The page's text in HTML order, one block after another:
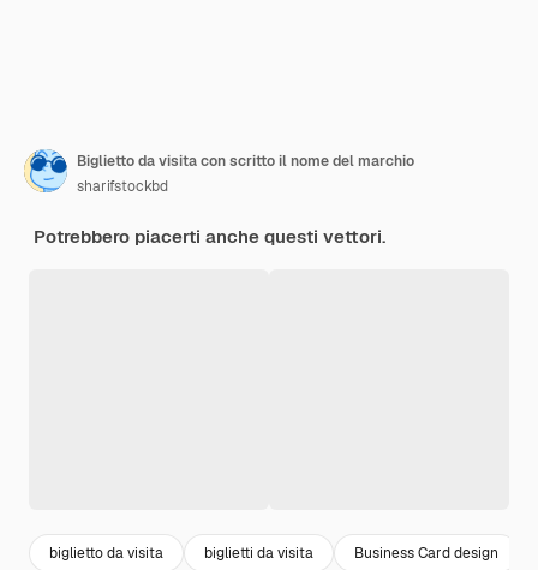
Biglietto da visita con scritto il nome del marchio
sharifstockbd
Potrebbero piacerti anche questi vettori.
biglietto da visita biglietti da visita Business Card design